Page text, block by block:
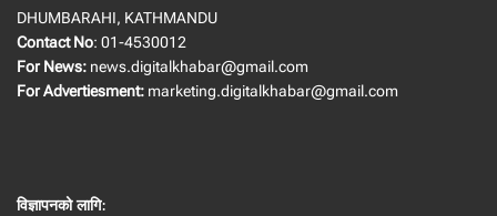
DHUMBARAHI, KATHMANDU
Contact No: 01-4530012
For News: news.digitalkhabar@gmail.com
For Advertiesment: marketing.digitalkhabar@gmail.com
विज्ञापनको लागि: